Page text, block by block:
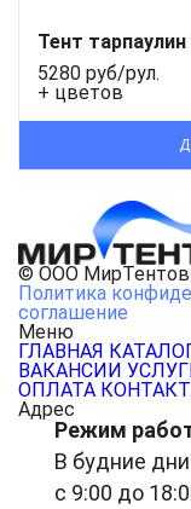
Тент
5280 руб/рул.
+ цветов
© ООО МирТентов
Политика
соглашение
Меню
ГЛАВНАЯ
ВАКАНСИИ
ОПЛАТА
Адрес
Режим
В будние дни
с 9:00 до